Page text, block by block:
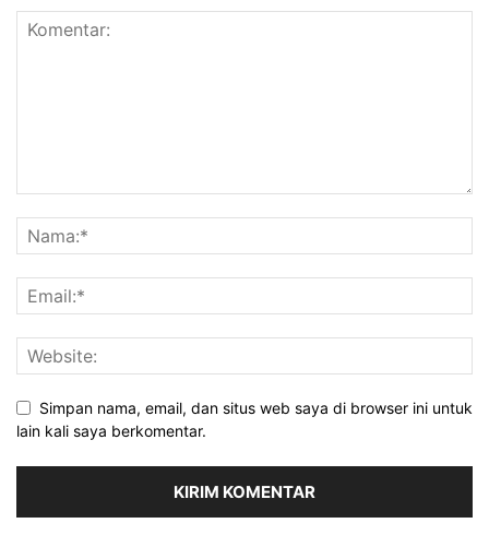
Simpan nama, email, dan situs web saya di browser ini untuk
lain kali saya berkomentar.